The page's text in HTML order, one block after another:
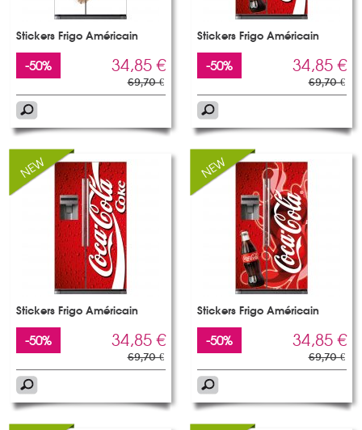
Stickers Frigo Américain
-50% 34,85 €
69,70 €
Stickers Frigo Américain
-50% 34,85 €
69,70 €
Stickers Frigo Américain
-50% 34,85 €
69,70 €
Stickers Frigo Américain
-50% 34,85 €
69,70 €